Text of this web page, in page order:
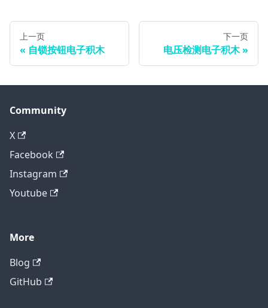
上一页
自锁按钮电子积木
下一页
电压检测电子积木
Community
X
Facebook
Instagram
Youtube
More
Blog
GitHub